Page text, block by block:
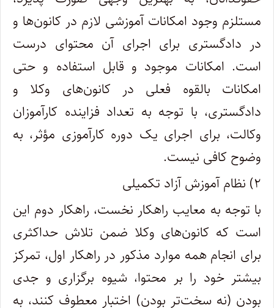
مستلزم وجود امکانات آموزشی لازم در کانون‌ها و
در دادگستری برای اجرای آن محتوای درست
است. امکانات موجود و قابل استفاده و حتی
امکانات بالقوه فعلی در کانون‌های وکلا و
دادگستری، با توجه به تعداد فزاینده کارآموزان
وکالت، برای اجرای یک دوره کارآموزی مؤثر، به
وضوح کافی نیست.
۲) نظام آموزش آزاد تکمیلی
با توجه به معایب راهکار نخست، راهکار دوم این
است که کانون‌های وکلا ضمن تلاش حداکثری
برای انجام همه موارد مذکور در راهکار اول، تمرکز
بیشتر خود را بر محتوا، شیوه برگزاری و جدی
بودن (نه سخت‌تر بودن) اختبار معطوف کنند، به